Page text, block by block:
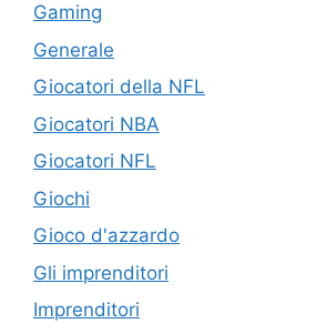
Gaming
Generale
Giocatori della NFL
Giocatori NBA
Giocatori NFL
Giochi
Gioco d'azzardo
Gli imprenditori
Imprenditori